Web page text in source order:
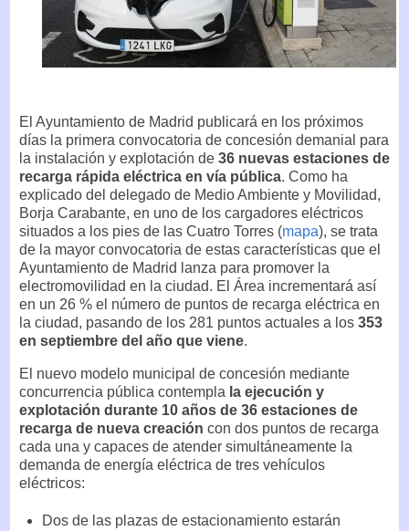
El Ayuntamiento de Madrid publicará en los próximos
días la primera convocatoria de concesión demanial para
la instalación y explotación de 36 nuevas estaciones de
recarga rápida eléctrica en vía pública. Como ha
explicado del delegado de Medio Ambiente y Movilidad,
Borja Carabante, en uno de los cargadores eléctricos
situados a los pies de las Cuatro Torres (mapa), se trata
de la mayor convocatoria de estas características que el
Ayuntamiento de Madrid lanza para promover la
electromovilidad en la ciudad. El Área incrementará así
en un 26 % el número de puntos de recarga eléctrica en
la ciudad, pasando de los 281 puntos actuales a los 353
en septiembre del año que viene.
El nuevo modelo municipal de concesión mediante
concurrencia pública contempla la ejecución y
explotación durante 10 años de 36 estaciones de
recarga de nueva creación con dos puntos de recarga
cada una y capaces de atender simultáneamente la
demanda de energía eléctrica de tres vehículos
eléctricos:
Dos de las plazas de estacionamiento estarán